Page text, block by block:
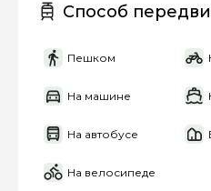
Способ
Пешком
На машине
На автобусе
На велосипеде